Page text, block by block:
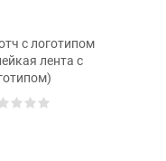
с логотипом
лента с